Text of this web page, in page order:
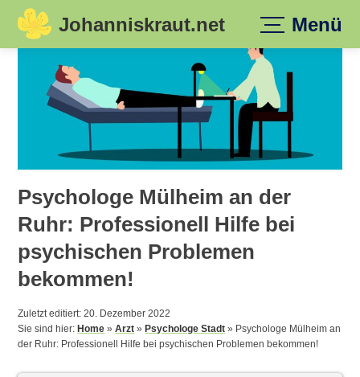
Skip
Johanniskraut.net Menü
Psychologe Mülheim an der
Ruhr: Professionell Hilfe bei
psychischen Problemen
bekommen!
Zuletzt editiert: 20. Dezember 2022
Sie sind hier:Home »Arzt »Psychologe Stadt » Psychologe Mülheim an
der Ruhr: Professionell Hilfe bei psychischen Problemen bekommen!